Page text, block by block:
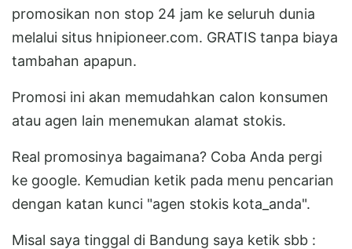
promosikan non stop 24 jam ke seluruh dunia
melalui situs hnipioneer.com. GRATIS tanpa biaya
tambahan apapun.
Promosi ini akan memudahkan calon konsumen
atau agen lain menemukan alamat stokis.
Real promosinya bagaimana? Coba Anda pergi
ke google. Kemudian ketik pada menu pencarian
dengan katan kunci "agen stokis kota_anda".
Misal saya tinggal di Bandung saya ketik sbb :